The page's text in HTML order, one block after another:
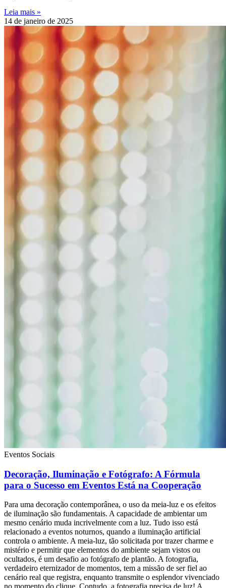
Leia mais »
14 de janeiro de 2025
Eventos Sociais
Decoração, Iluminação e Fotógrafo: A Fórmula
para o Sucesso em Eventos Está na Cooperação
Para uma decoração contemporânea, o uso da meia-luz e os efeitos
de iluminação são fundamentais. A capacidade de ambientar um
mesmo cenário muda incrivelmente com a luz. Tudo isso está
relacionado a eventos noturnos, quando a iluminação artificial
controla o ambiente. A meia-luz, tão solicitada por trazer charme e
mistério e permitir que elementos do ambiente sejam vistos ou
ocultados, é um desafio ao fotógrafo de plantão. A fotografia,
verdadeiro eternizador de momentos, tem a missão de ser fiel ao
cenário real que registra, enquanto transmite o esplendor vivenciado